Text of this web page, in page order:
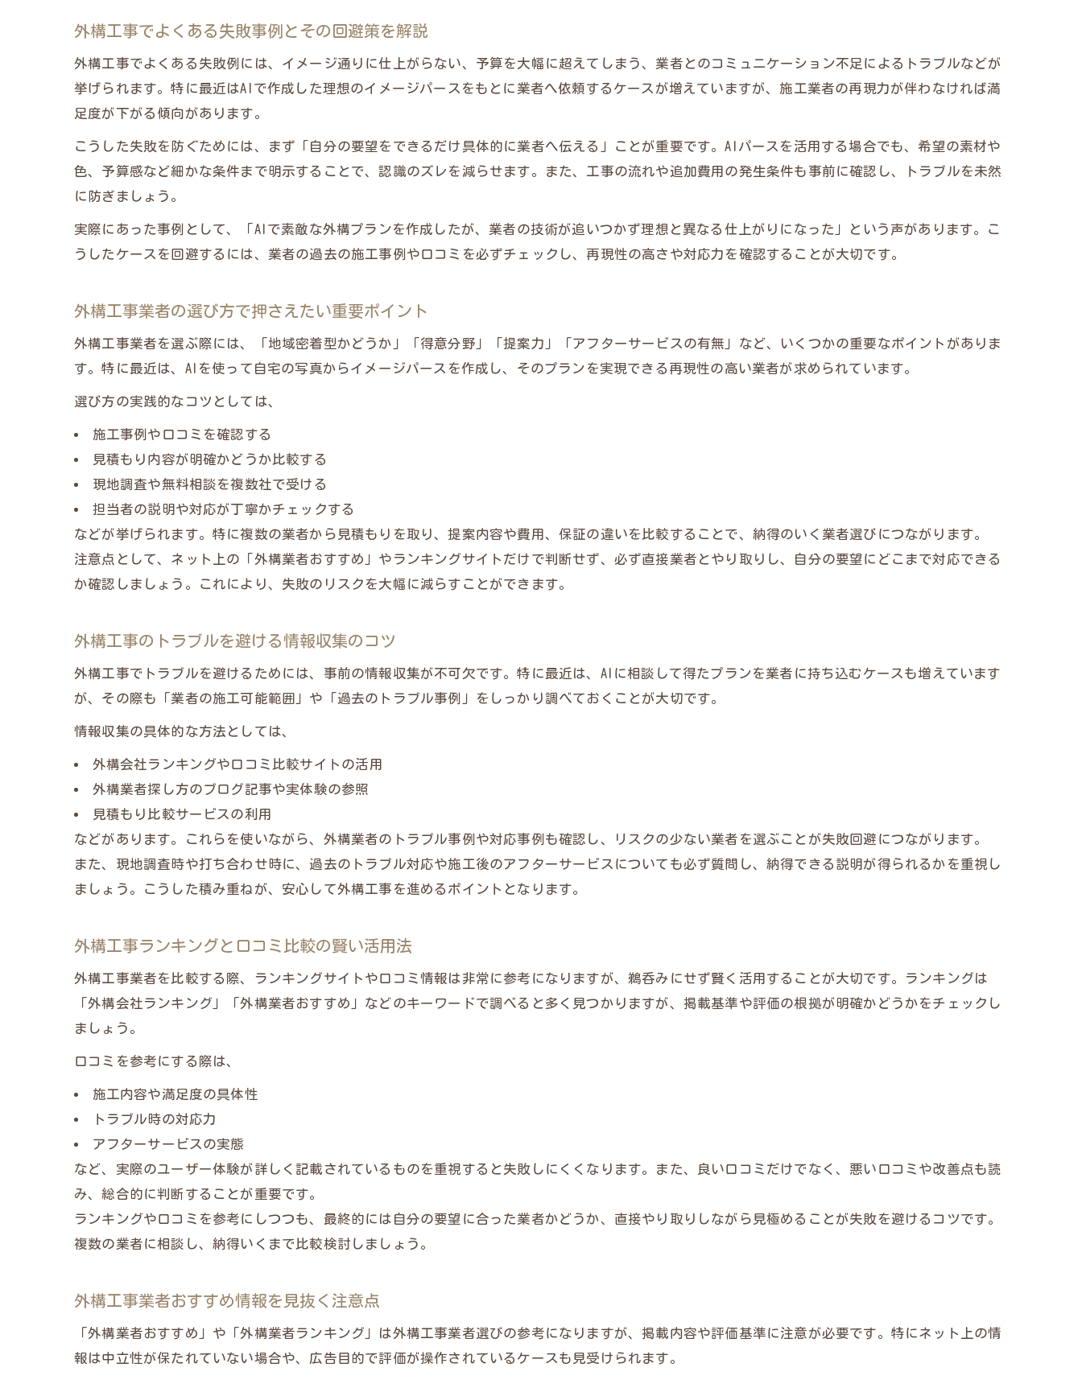
外構工事見積もり内容の比較ポイント
外構業者探し方ブログで得られる実体験情報
AI時代の外構工事業者比較術を解説
外構工事AI活用で理想イメージを具体化するコツ
外構工事業者比較をAIで効率化する手順
外構工事AI相談のメリットと注意点
複数見積もりで外構工事トラブル防止
外構工事複数業者で見積もり依頼する意義
外構工事費用内訳を複数見積もりで比較検証
外構工事の見積もり内容で確認すべき点
外構工事素材選びが費用に与える影響とは
外構工事でよくある失敗事例とその回避策を解説
外構工事でよくある失敗例には、イメージ通りに仕上がらない、予算を大幅に超えてしまう、業者とのコミュニケーション不足によるトラブルなどが
挙げられます。特に最近はAIで作成した理想のイメージパースをもとに業者へ依頼するケースが増えていますが、施工業者の再現力が伴わなければ満
足度が下がる傾向があります。
こうした失敗を防ぐためには、まず「自分の要望をできるだけ具体的に業者へ伝える」ことが重要です。AIパースを活用する場合でも、希望の素材や
色、予算感など細かな条件まで明示することで、認識のズレを減らせます。また、工事の流れや追加費用の発生条件も事前に確認し、トラブルを未然
に防ぎましょう。
実際にあった事例として、「AIで素敵な外構プランを作成したが、業者の技術が追いつかず理想と異なる仕上がりになった」という声があります。こ
うしたケースを回避するには、業者の過去の施工事例や口コミを必ずチェックし、再現性の高さや対応力を確認することが大切です。
外構工事業者の選び方で押さえたい重要ポイント
外構工事業者を選ぶ際には、「地域密着型かどうか」「得意分野」「提案力」「アフターサービスの有無」など、いくつかの重要なポイントがありま
す。特に最近は、AIを使って自宅の写真からイメージパースを作成し、そのプランを実現できる再現性の高い業者が求められています。
選び方の実践的なコツとしては、
施工事例や口コミを確認する
見積もり内容が明確かどうか比較する
現地調査や無料相談を複数社で受ける
担当者の説明や対応が丁寧かチェックする
などが挙げられます。特に複数の業者から見積もりを取り、提案内容や費用、保証の違いを比較することで、納得のいく業者選びにつながります。
注意点として、ネット上の「外構業者おすすめ」やランキングサイトだけで判断せず、必ず直接業者とやり取りし、自分の要望にどこまで対応できる
か確認しましょう。これにより、失敗のリスクを大幅に減らすことができます。
外構工事のトラブルを避ける情報収集のコツ
外構工事でトラブルを避けるためには、事前の情報収集が不可欠です。特に最近は、AIに相談して得たプランを業者に持ち込むケースも増えています
が、その際も「業者の施工可能範囲」や「過去のトラブル事例」をしっかり調べておくことが大切です。
情報収集の具体的な方法としては、
外構会社ランキングや口コミ比較サイトの活用
外構業者探し方のブログ記事や実体験の参照
見積もり比較サービスの利用
などがあります。これらを使いながら、外構業者のトラブル事例や対応事例も確認し、リスクの少ない業者を選ぶことが失敗回避につながります。
また、現地調査時や打ち合わせ時に、過去のトラブル対応や施工後のアフターサービスについても必ず質問し、納得できる説明が得られるかを重視し
ましょう。こうした積み重ねが、安心して外構工事を進めるポイントとなります。
外構工事ランキングと口コミ比較の賢い活用法
外構工事業者を比較する際、ランキングサイトや口コミ情報は非常に参考になりますが、鵜呑みにせず賢く活用することが大切です。ランキングは
「外構会社ランキング」「外構業者おすすめ」などのキーワードで調べると多く見つかりますが、掲載基準や評価の根拠が明確かどうかをチェックし
ましょう。
口コミを参考にする際は、
施工内容や満足度の具体性
トラブル時の対応力
アフターサービスの実態
など、実際のユーザー体験が詳しく記載されているものを重視すると失敗しにくくなります。また、良い口コミだけでなく、悪い口コミや改善点も読
み、総合的に判断することが重要です。
ランキングや口コミを参考にしつつも、最終的には自分の要望に合った業者かどうか、直接やり取りしながら見極めることが失敗を避けるコツです。
複数の業者に相談し、納得いくまで比較検討しましょう。
外構工事業者おすすめ情報を見抜く注意点
「外構業者おすすめ」や「外構業者ランキング」は外構工事業者選びの参考になりますが、掲載内容や評価基準に注意が必要です。特にネット上の情
報は中立性が保たれていない場合や、広告目的で評価が操作されているケースも見受けられます。